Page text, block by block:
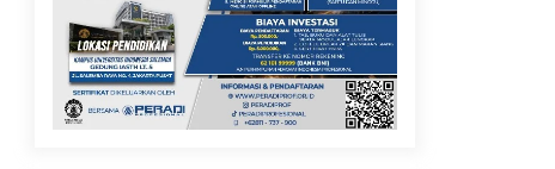
Dukung Ekosistem Kendaraan
Listrik, Wapres Dorong Link
and Match Pendidikan–
Industri